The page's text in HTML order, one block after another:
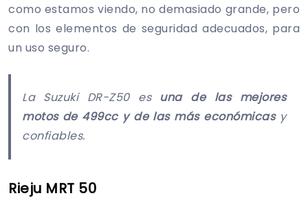
como estamos viendo, no demasiado grande, pero
con los elementos de seguridad adecuados, para
un uso seguro.
La Suzuki DR-Z50 es una de las mejores
motos de 499cc y de las más económicasy
confiables.
Rieju MRT 50